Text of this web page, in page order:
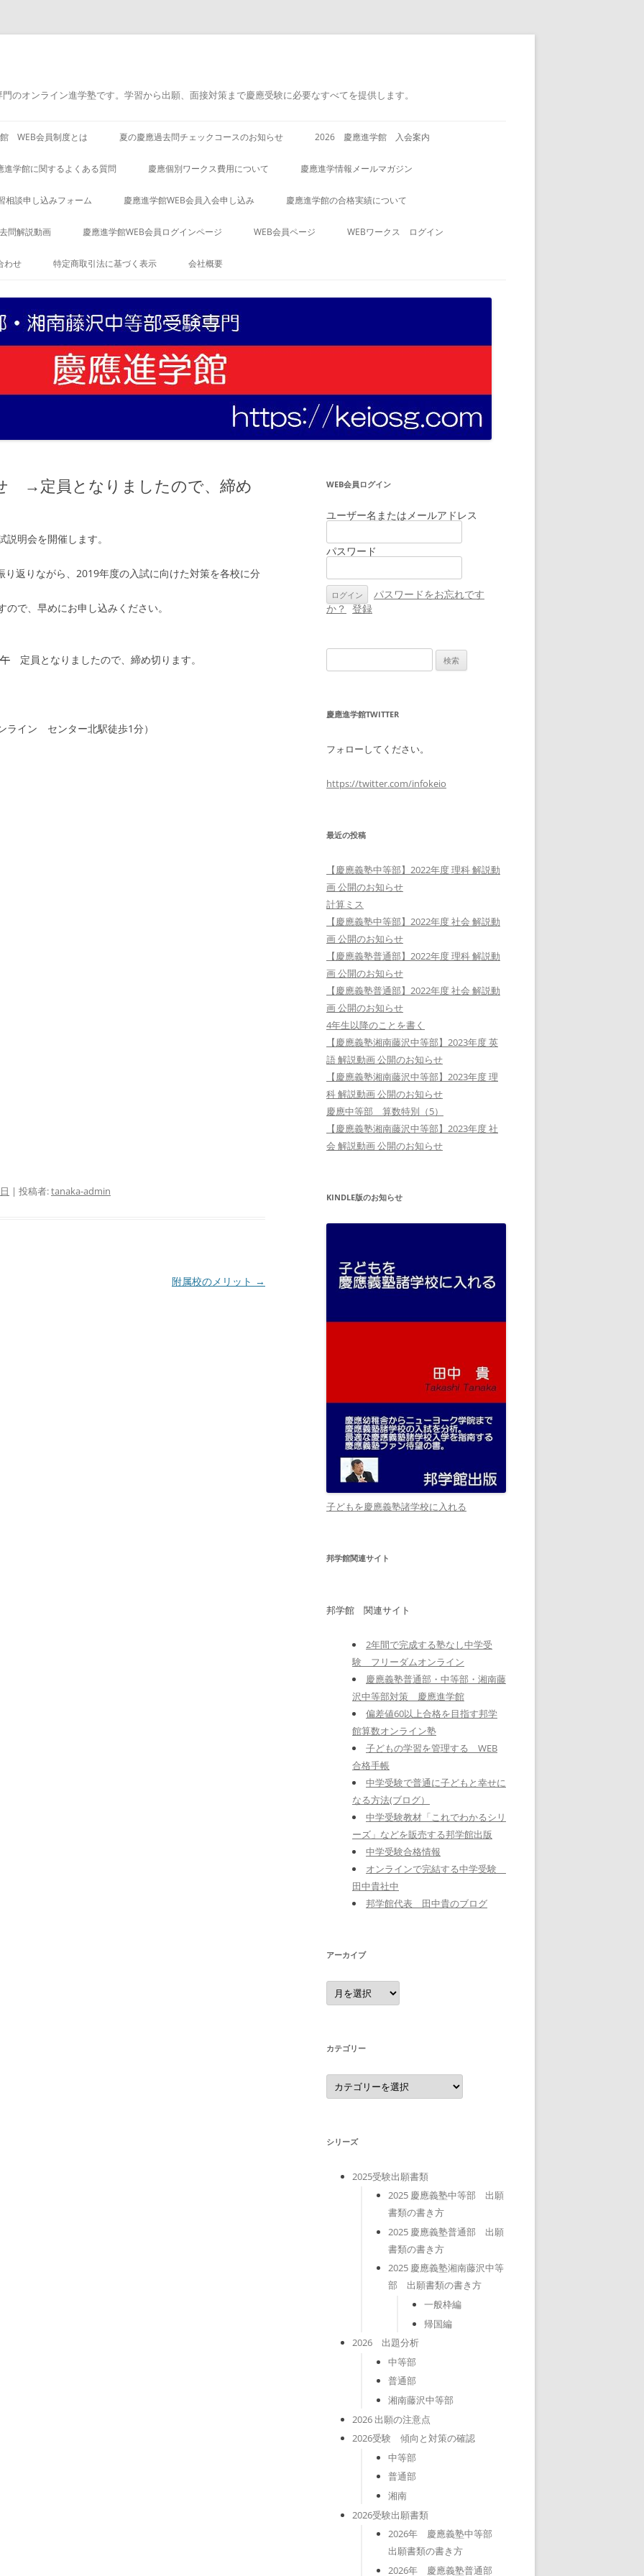
のオンライン進学塾です。学習から出願、面接対策まで慶應受験に必要なすべてを提供します。
WEB会員制度とは 夏の慶應過去問チェックコースのお知らせ 2026 慶應進学館 入会案内
進学館に関するよくある質問 慶應個別ワークス費用について 慶應進学情報メールマガジン
相談申し込みフォーム 慶應進学館WEB会員入会申し込み 慶應進学館の合格実績について
問解説動画 慶應進学館WEB会員ログインページ WEB会員ページ WEBワークス ログイン
わせ 特定商取引法に基づく表示 会社概要
→定員となりましたので、締め
明会を開催します。
返りながら、2019年度の入試に向けた対策を各校に分
で、早めにお申し込みください。
定員となりましたので、締め切ります。
ライン センター北駅徒歩1分）
| 投稿者:tanaka-admin
附属校のメリット →
WEB会員ログイン
ユーザー名またはメールアドレス
パスワード
パスワードをお忘れです
か？ 登録
索:
慶應進学館TWITTER
フォローしてください。
https://twitter.com/infokeio
最近の投稿
【慶應義塾中等部】2022年度 理科 解説動
画 公開のお知らせ
計算ミス
【慶應義塾中等部】2022年度 社会 解説動
画 公開のお知らせ
【慶應義塾普通部】2022年度 理科 解説動
画 公開のお知らせ
【慶應義塾普通部】2022年度 社会 解説動
画 公開のお知らせ
4年生以降のことを書く
【慶應義塾湘南藤沢中等部】2023年度 英
語 解説動画 公開のお知らせ
【慶應義塾湘南藤沢中等部】2023年度 理
科 解説動画 公開のお知らせ
慶應中等部 算数特別（5）
【慶應義塾湘南藤沢中等部】2023年度 社
会 解説動画 公開のお知らせ
KINDLE版のお知らせ
子どもを慶應義塾諸学校に入れる
邦学館関連サイト
邦学館 関連サイト
2年間で完成する塾なし中学受
験 フリーダムオンライン
慶應義塾普通部・中等部・湘南藤
沢中等部対策 慶應進学館
偏差値60以上合格を目指す邦学
館算数オンライン塾
子どもの学習を管理する WEB
合格手帳
中学受験で普通に子どもと幸せに
なる方法(ブログ）
中学受験教材「これでわかるシリ
ーズ」などを販売する邦学館出版
中学受験合格情報
オンラインで完結する中学受験
田中貴社中
邦学館代表 田中貴のブログ
アーカイブ
ア
ー
カ
カテゴリー
カ
テ
ゴ
シリーズ
2025受験出願書類
2025 慶應義塾中等部 出願
書類の書き方
2025 慶應義塾普通部 出願
書類の書き方
2025 慶應義塾湘南藤沢中等
部 出願書類の書き方
一般枠編
帰国編
2026 出題分析
中等部
普通部
湘南藤沢中等部
2026 出願の注意点
2026受験 傾向と対策の確認
中等部
普通部
湘南
2026受験出願書類
2026年 慶應義塾中等部
出願書類の書き方
2026年 慶應義塾普通部